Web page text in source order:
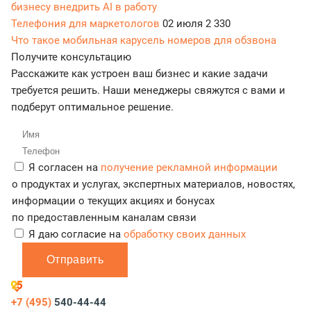
бизнесу внедрить AI в работу
Телефония для маркетологов 02 июля 2 330
Что такое мобильная карусель номеров для обзвона
Получите консультацию
Расскажите как устроен ваш бизнес и какие задачи
требуется решить. Наши менеджеры свяжутся с вами и
подберут оптимальное решение.
Я согласен на получение рекламной информации
о продуктах и услугах, экспертных материалов, новостях,
информации о текущих акциях и бонусах
по предоставленным каналам связи
Я даю согласие на обработку своих данных
Отправить
+7 (495) 540-44-44